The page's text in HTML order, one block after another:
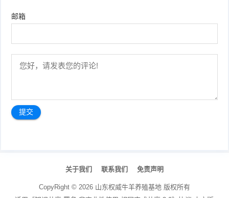
邮箱
关于我们 联系我们 免责声明
CopyRight © 2026 山东权威牛羊养殖基地 版权所有